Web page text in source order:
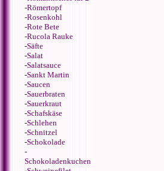
-Römertopf
-Rosenkohl
-Rote Bete
-Rucola Rauke
-Säfte
-Salat
-Salatsauce
-Sankt Martin
-Saucen
-Sauerbraten
-Sauerkraut
-Schafskäse
-Schlehen
-Schnitzel
-Schokolade
-
Schokoladenkuchen